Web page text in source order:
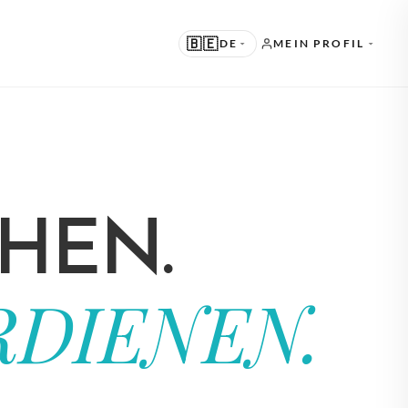
🇧🇪DE
NEDERLANDS
· DEUTSCH
· ESPAÑOL
MEIN PROFIL